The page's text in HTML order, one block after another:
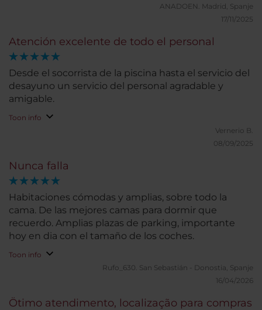
Nunca falla
Habitaciones cómodas y amplias, sobre todo la
cama. De las mejores camas para dormir que
recuerdo. Amplias plazas de parking, importante
hoy en dia con el tamaño de los coches.
Toon info
Rufo_630. San Sebastián - Donostia, Spanje
16/04/2026
Ötimo atendimento, localização para compras
ANADOEN. Madrid, Spanje
17/11/2025
Atención excelente de todo el personal
Desde el socorrista de la piscina hasta el servicio del
desayuno un servicio del personal agradable y
amigable.
Toon info
Vernerio B.
08/09/2025